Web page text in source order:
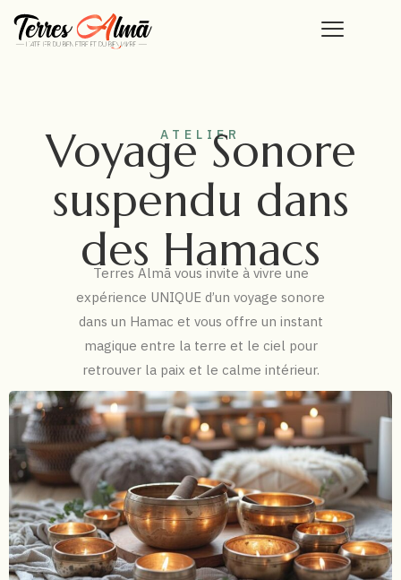
ATELIER
Voyage Sonore
suspendu dans
des Hamacs
Terres Almā vous invite à vivre une
expérience UNIQUE d’un voyage sonore
dans un Hamac et vous offre un instant
magique entre la terre et le ciel pour
retrouver la paix et le calme intérieur.